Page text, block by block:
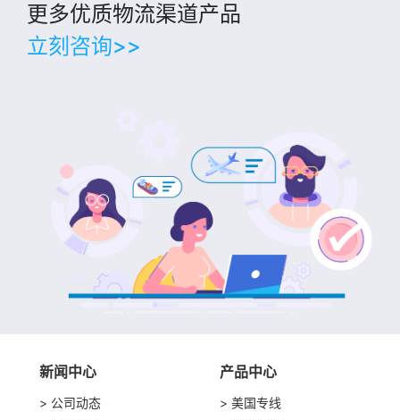
更多优质物流渠道产品
立刻咨询>>
新闻中心
公司动态
产品中心
美国专线